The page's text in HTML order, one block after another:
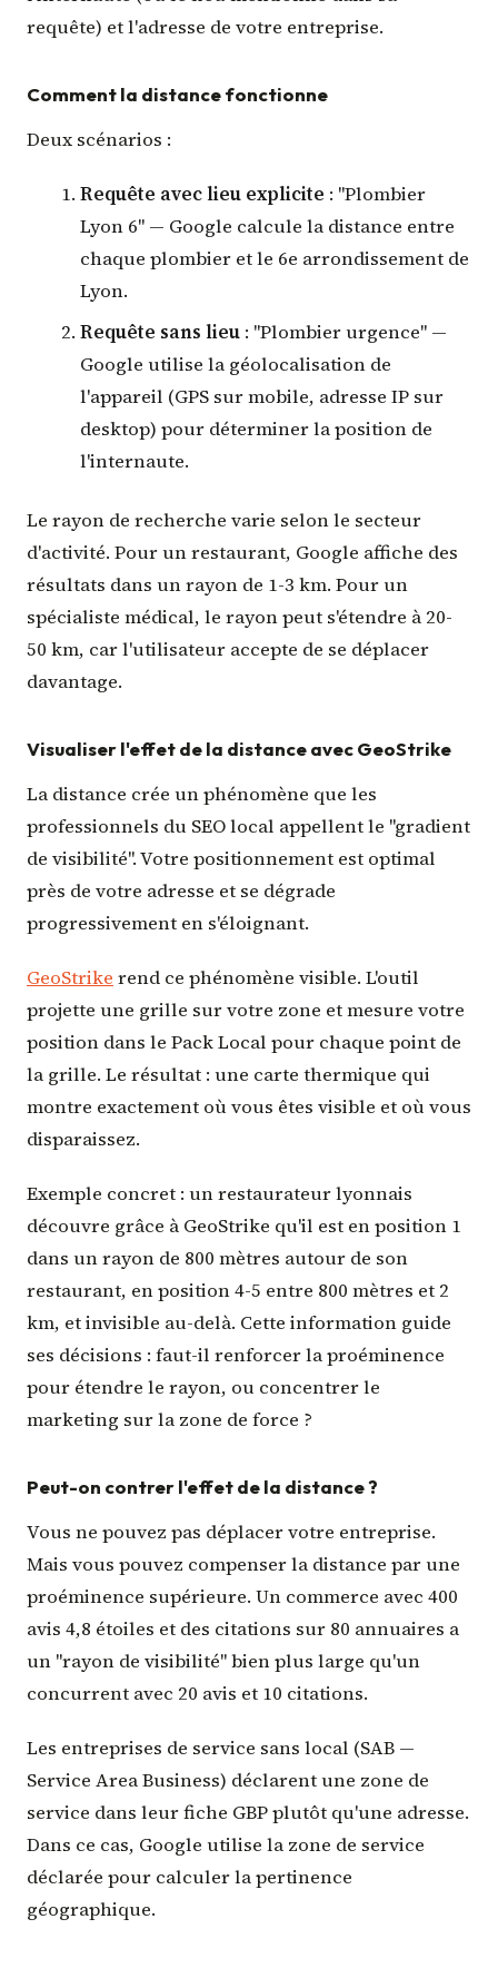
requête) et l'adresse de votre entreprise.
Comment la distance fonctionne
Deux scénarios :
Requête avec lieu explicite : "Plombier
Lyon 6" — Google calcule la distance entre
chaque plombier et le 6e arrondissement de
Lyon.
Requête sans lieu : "Plombier urgence" —
Google utilise la géolocalisation de
l'appareil (GPS sur mobile, adresse IP sur
desktop) pour déterminer la position de
l'internaute.
Le rayon de recherche varie selon le secteur
d'activité. Pour un restaurant, Google affiche des
résultats dans un rayon de 1-3 km. Pour un
spécialiste médical, le rayon peut s'étendre à 20-
50 km, car l'utilisateur accepte de se déplacer
davantage.
Visualiser l'effet de la distance avec GeoStrike
La distance crée un phénomène que les
professionnels du SEO local appellent le "gradient
de visibilité". Votre positionnement est optimal
près de votre adresse et se dégrade
progressivement en s'éloignant.
GeoStrike rend ce phénomène visible. L'outil
projette une grille sur votre zone et mesure votre
position dans le Pack Local pour chaque point de
la grille. Le résultat : une carte thermique qui
montre exactement où vous êtes visible et où vous
disparaissez.
Exemple concret : un restaurateur lyonnais
découvre grâce à GeoStrike qu'il est en position 1
dans un rayon de 800 mètres autour de son
restaurant, en position 4-5 entre 800 mètres et 2
km, et invisible au-delà. Cette information guide
ses décisions : faut-il renforcer la proéminence
pour étendre le rayon, ou concentrer le
marketing sur la zone de force ?
Peut-on contrer l'effet de la distance ?
Vous ne pouvez pas déplacer votre entreprise.
Mais vous pouvez compenser la distance par une
proéminence supérieure. Un commerce avec 400
avis 4,8 étoiles et des citations sur 80 annuaires a
un "rayon de visibilité" bien plus large qu'un
concurrent avec 20 avis et 10 citations.
Les entreprises de service sans local (SAB —
Service Area Business) déclarent une zone de
service dans leur fiche GBP plutôt qu'une adresse.
Dans ce cas, Google utilise la zone de service
déclarée pour calculer la pertinence
géographique.